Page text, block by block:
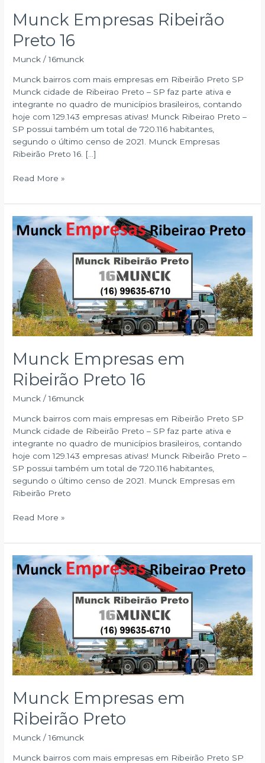
Munck Empresas Ribeirão
Preto 16
Munck /16munck
Munck bairros com mais empresas em Ribeirão Preto SP
Munck cidade de Ribeirao Preto – SP faz parte ativa e
integrante no quadro de municípios brasileiros, contando
hoje com 129.143 empresas ativas! Munck Ribeirao Preto –
SP possui também um total de 720.116 habitantes,
segundo o último censo de 2021. Munck Empresas
Ribeirão Preto 16. […]
Munck
Ribeirão
Preto
16
Read More »
Munck Empresas em
Ribeirão Preto 16
Munck /16munck
Munck bairros com mais empresas em Ribeirão Preto SP
Munck cidade de Ribeirão Preto – SP faz parte ativa e
integrante no quadro de municípios brasileiros, contando
hoje com 129.143 empresas ativas! Munck Ribeirão Preto –
SP possui também um total de 720.116 habitantes,
segundo o último censo de 2021. Munck Empresas em
Ribeirão Preto
Munck
em
Ribeirão
Preto
16
Read More »
Munck Empresas em
Ribeirão Preto
Munck /16munck
Munck bairros com mais empresas em Ribeirão Preto SP